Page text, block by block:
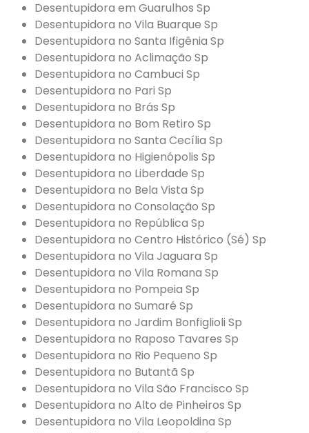
Desentupidora em Guarulhos Sp
Desentupidora no Vila Buarque Sp
Desentupidora no Santa Ifigênia Sp
Desentupidora no Aclimação Sp
Desentupidora no Cambuci Sp
Desentupidora no Pari Sp
Desentupidora no Brás Sp
Desentupidora no Bom Retiro Sp
Desentupidora no Santa Cecília Sp
Desentupidora no Higienópolis Sp
Desentupidora no Liberdade Sp
Desentupidora no Bela Vista Sp
Desentupidora no Consolação Sp
Desentupidora no República Sp
Desentupidora no Centro Histórico (Sé) Sp
Desentupidora no Vila Jaguara Sp
Desentupidora no Vila Romana Sp
Desentupidora no Pompeia Sp
Desentupidora no Sumaré Sp
Desentupidora no Jardim Bonfiglioli Sp
Desentupidora no Raposo Tavares Sp
Desentupidora no Rio Pequeno Sp
Desentupidora no Butantã Sp
Desentupidora no Vila São Francisco Sp
Desentupidora no Alto de Pinheiros Sp
Desentupidora no Vila Leopoldina Sp